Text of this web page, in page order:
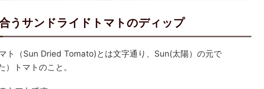
うサンドライドトマトのディップ
ト（Sun Dried Tomato)とは文字通り、Sun(太陽）の元で
）トマトのこと。